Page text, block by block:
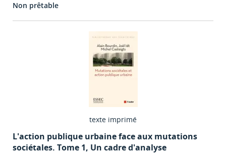
Non prêtable
texte imprimé
L'action publique urbaine face aux mutations
sociétales. Tome 1, Un cadre d'analyse